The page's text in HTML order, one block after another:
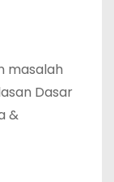
masalah
Dasar
&